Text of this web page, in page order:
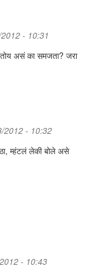
- 10:31
असं का समजता? जरा
2012 - 10:32
म्हंटलं लेकी बोले असे
- 10:43